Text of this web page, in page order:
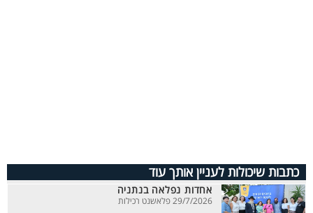
כתבות שיכולות לעניין אותך עוד
אחדות נפלאה בנתניה
29/7/2026 פלאשנט רכילות